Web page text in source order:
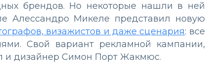
брендов. Но некоторые нашли в ней
Алессандро Микеле представил новую
визажистов и даже сценария: все
Свой вариант рекламной кампании,
и дизайнер Симон Порт Жакмюс.